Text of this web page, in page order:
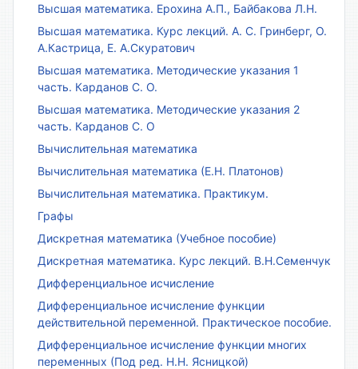
Высшая математика. Ерохина А.П., Байбакова Л.Н.
Высшая математика. Курс лекций. А. С. Гринберг, О.
А.Кастрица, Е. А.Скуратович
Высшая математика. Методические указания 1
часть. Карданов С. О.
Высшая математика. Методические указания 2
часть. Карданов С. О
Вычислительная математика
Вычислительная математика (Е.Н. Платонов)
Вычислительная математика. Практикум.
Графы
Дискретная математика (Учебное пособие)
Дискретная математика. Курс лекций. В.Н.Семенчук
Дифференциальное исчисление
Дифференциальное исчисление функции
действительной переменной. Практическое пособие.
Дифференциальное исчисление функции многих
переменных (Под ред. Н.Н. Ясницкой)